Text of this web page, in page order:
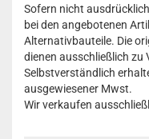
Sofern nicht
bei den angebotenen
Alternativbauteile. Die
dienen ausschließlich zu
Selbstverständlich
ausgewiesener Mwst.
Wir verkaufen